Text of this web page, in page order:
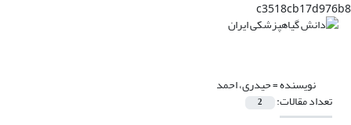
c3518cb17d976b8
نویسنده =حیدری، احمد
تعداد مقالات: 2